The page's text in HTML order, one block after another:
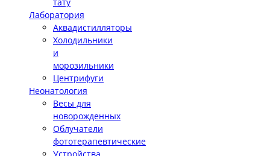
Лаборатория
Аквадистилляторы
Холодильники
и
морозильники
Центрифуги
Неонатология
Весы для
новорожденных
Облучатели
фототерапевтические
Устройства